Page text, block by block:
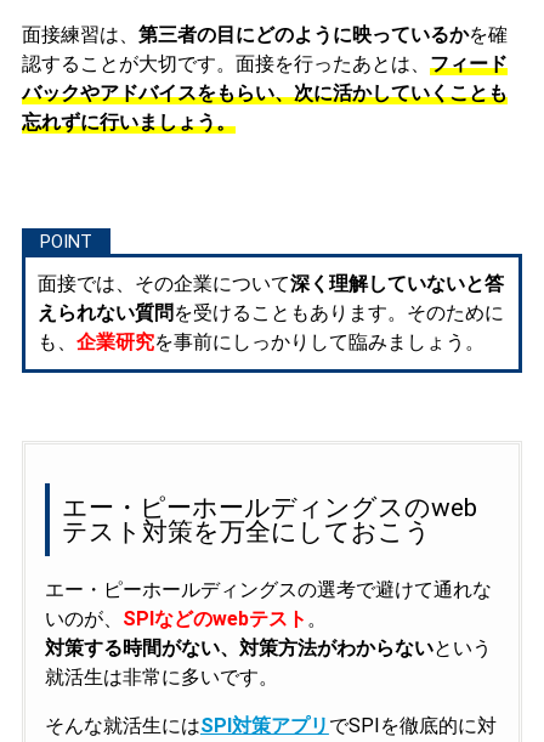
面接練習は、 第三者の目にどのように映っているかを確
認することが大切です。面接を行ったあとは、 フィード
バックやアドバイスをもらい、次に活かしていくことも
忘れずに行いましょう。
面接では、その企業について深く理解していないと答
えられない質問 を受けることもあります。そのために
も、 企業研究を事前にしっかりして臨みましょう。
エー・ピーホールディングスのweb
テスト対策を万全にしておこう
エー・ピーホールディングスの選考で避けて通れな
いのが、 SPIなどのwebテスト 。
対策する時間がない、対策方法がわからないという
就活生は非常に多いです。
そんな就活生にはSPI対策アプリ でSPIを徹底的に対